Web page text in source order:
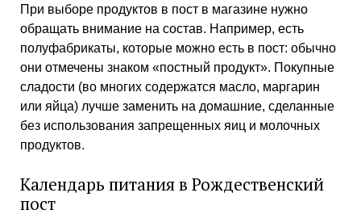
При выборе продуктов в пост в магазине нужно
обращать внимание на состав. Например, есть
полуфабрикаты, которые можно есть в пост: обычно
они отмечены знаком «постный продукт». Покупные
сладости (во многих содержатся масло, маргарин
или яйца) лучше заменить на домашние, сделанные
без использования запрещенных яиц и молочных
продуктов.
Календарь питания в Рождественский
пост